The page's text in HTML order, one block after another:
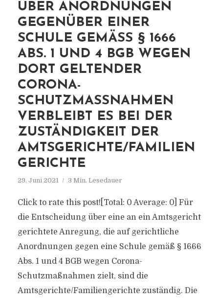
ÜBER ANORDNUNGEN
GEGENÜBER EINER
SCHULE GEMÄSS § 1666 A
BS. 1 UND 4 BGB WEGEN D
ORT GELTENDER C
ORONA-S
CHUTZMASSNAHMEN VE
RBLEIBT ES BEI DER ZU
STÄNDIGKEIT DER AM
TSGERICHTE/FAMILIENGE
RICHTE
29. Juni 2021 3 Min. Lesedauer
Click to rate this post![Total: 0 Average: 0] Für
die Entscheidung über eine an ein Amtsgericht
gerichtete Anregung, die auf gerichtliche
Anordnungen gegen eine Schule gemäß § 1666
Abs. 1 und 4 BGB wegen Corona-
Schutzmaßnahmen zielt, sind die
Amtsgerichte/Familiengerichte zuständig. Die